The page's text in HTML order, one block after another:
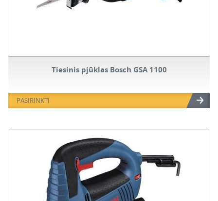
Tiesinis pjūklas Bosch GSA 1100
PASIRINKTI